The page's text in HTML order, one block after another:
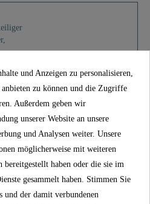
0,0 Kg
8,0 Cm
Umsteller, Chrom,
- 01654
und Anzeigen zu personalisieren,
zu können und die Zugriffe
Außerdem geben wir
unserer Website an unsere
und Analysen weiter. Unsere
möglicherweise mit weiteren
bereitgestellt haben oder die sie im
gesammelt haben. Stimmen Sie
und der damit verbundenen